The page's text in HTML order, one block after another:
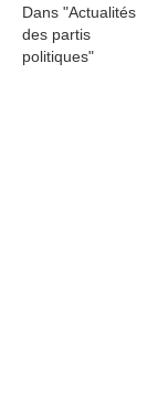
Dans "Actualités
des partis
politiques"